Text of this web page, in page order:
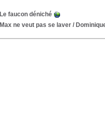
Le faucon déniché
Max ne veut pas se laver /